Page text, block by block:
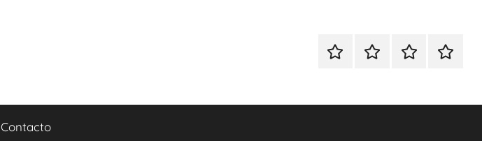
EspecialEnoturismoRanking
Contacto